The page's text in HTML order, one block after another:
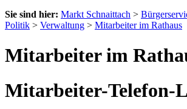
Sie sind hier: Markt Schnaittach >
Politik > Verwaltung > Mitarbeiter im Rathaus
Mitarbeiter im
Mitarbeiter-Telefon-